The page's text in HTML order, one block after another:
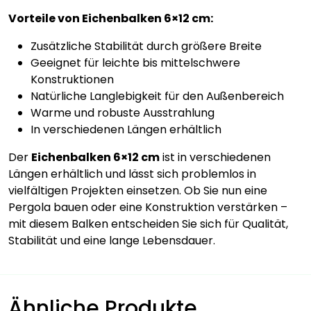
Vorteile von Eichenbalken 6×12 cm:
Zusätzliche Stabilität durch größere Breite
Geeignet für leichte bis mittelschwere
Konstruktionen
Natürliche Langlebigkeit für den Außenbereich
Warme und robuste Ausstrahlung
In verschiedenen Längen erhältlich
Der Eichenbalken 6×12 cmist in verschiedenen
Längen erhältlich und lässt sich problemlos in
vielfältigen Projekten einsetzen. Ob Sie nun eine
Pergola bauen oder eine Konstruktion verstärken –
mit diesem Balken entscheiden Sie sich für Qualität,
Stabilität und eine lange Lebensdauer.